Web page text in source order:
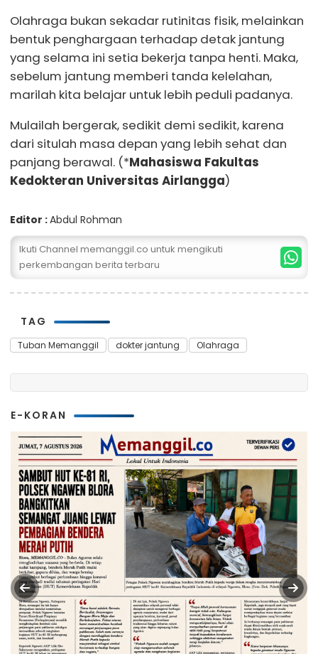
Olahraga bukan sekadar rutinitas fisik, melainkan
bentuk penghargaan terhadap detak jantung
yang selama ini setia bekerja tanpa henti. Maka,
sebelum jantung memberi tanda kelelahan,
marilah kita belajar untuk lebih peduli padanya.
Mulailah bergerak, sedikit demi sedikit, karena
dari situlah masa depan yang lebih sehat dan
panjang berawal. (*Mahasiswa Fakultas
Kedokteran Universitas Airlangga)
Editor :Abdul Rohman
Ikuti Channel memanggil.co untuk mengikuti
perkembangan berita terbaru
TAG
Tuban Memanggil dokter jantung Olahraga
E-KORAN